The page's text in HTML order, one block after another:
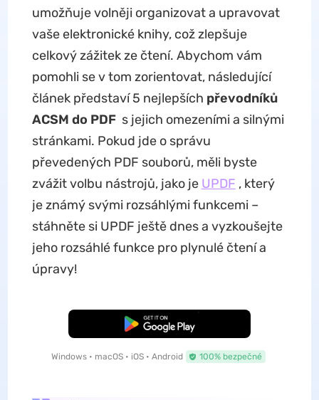
umožňuje volněji organizovat a upravovat
vaše elektronické knihy, což zlepšuje
celkový zážitek ze čtení. Abychom vám
pomohli se v tom zorientovat, následující
článek představí 5 nejlepších převodníků
ACSM do PDFs jejich omezeními a silnými
stránkami. Pokud jde o správu
převedených PDF souborů, měli byste
zvážit volbu nástrojů, jako je UPDF , který
je známý svými rozsáhlými funkcemi –
stáhněte si UPDF ještě dnes a vyzkoušejte
jeho rozsáhlé funkce pro plynulé čtení a
úpravy!
Bezplatné stažení
Windows • macOS • iOS • Android 100% bezpečné